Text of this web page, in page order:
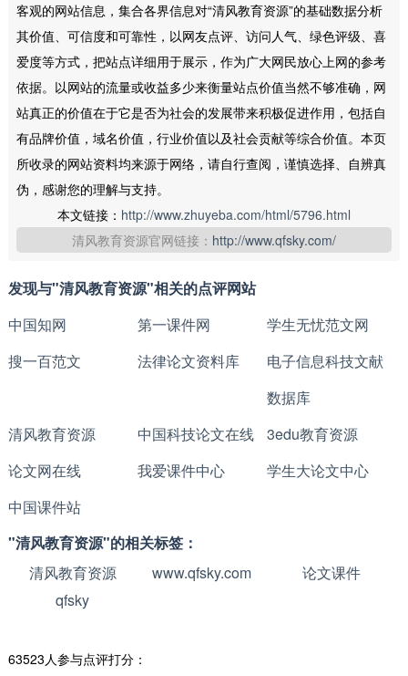
客观的网站信息，集合各界信息对“清风教育资源”的基础数据分析
其价值、可信度和可靠性，以网友点评、访问人气、绿色评级、喜
爱度等方式，把站点详细用于展示，作为广大网民放心上网的参考
依据。以网站的流量或收益多少来衡量站点价值当然不够准确，网
站真正的价值在于它是否为社会的发展带来积极促进作用，包括自
有品牌价值，域名价值，行业价值以及社会贡献等综合价值。本页
所收录的网站资料均来源于网络，请自行查阅，谨慎选择、自辨真
伪，感谢您的理解与支持。
本文链接： http://www.zhuyeba.com/html/5796.html
清风教育资源官网链接： http://www.qfsky.com/
发现与"清风教育资源"相关的点评网站
中国知网
第一课件网
学生无忧范文网
搜一百范文
法律论文资料库
电子信息科技文献
数据库
清风教育资源
中国科技论文在线
3edu教育资源
论文网在线
我爱课件中心
学生大论文中心
中国课件站
"清风教育资源"的相关标签：
清风教育资源
www.qfsky.com
论文课件
qfsky
63523人参与点评打分：